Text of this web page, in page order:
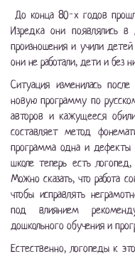
До конца 80-х годов
Изредка они появлялись в
произношения и учили
они не работали, дети и без
Ситуация изменилась
новую программу по
авторов и кажущееся
составляет метод
программа одна и
школе теперь есть
Можно сказать, что работа
чтобы исправлять
под влиянием
дошкольного обучения и
Естественно, логопеды к